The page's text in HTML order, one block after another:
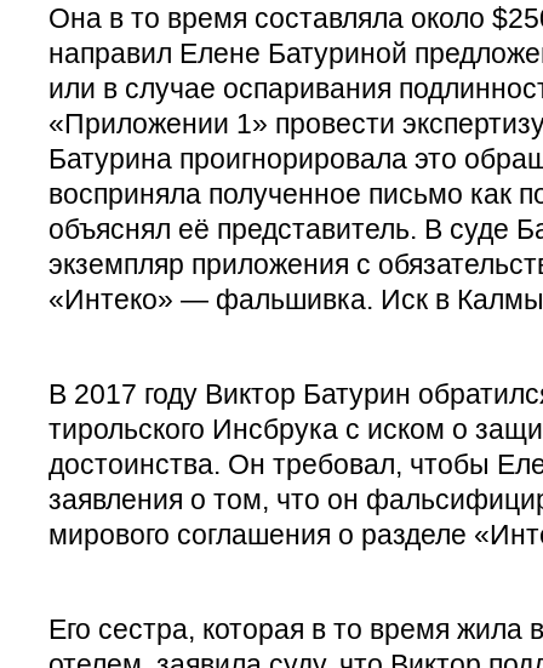
Она в то время составляла около
направил Елене Батуриной
или в случае оспаривания
«Приложении 1» провести
Батурина проигнорировала это
восприняла полученное письмо как
объяснял её представитель. В суде
экземпляр приложения с
«Интеко» — фальшивка. Иск в
В 2017 году Виктор Батурин
тирольского Инсбрука с иском о
достоинства. Он требовал, чтобы
заявления о том, что он
мирового соглашения о разделе
Его сестра, которая в то время жила